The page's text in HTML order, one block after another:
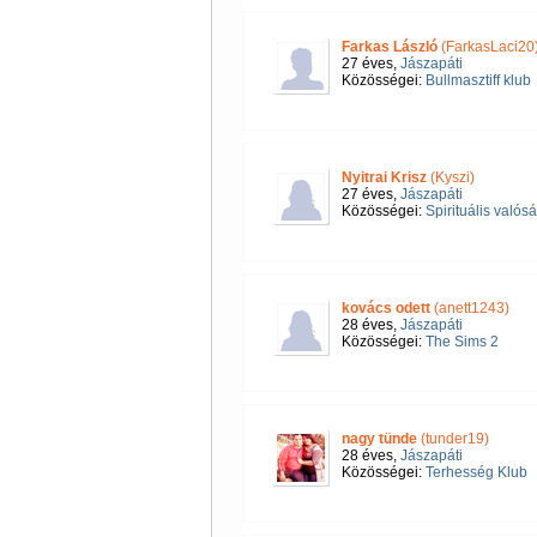
Farkas László
27 éves, Jászapáti
Közösségei: Bullmasztiff klub
Nyitrai Krisz(Kyszi)
27 éves, Jászapáti
Közösségei: Spirituális
kovács odett(anett1243)
28 éves, Jászapáti
Közösségei: The Sims 2
nagy tünde(tunder19)
28 éves, Jászapáti
Közösségei: Terhesség Klub